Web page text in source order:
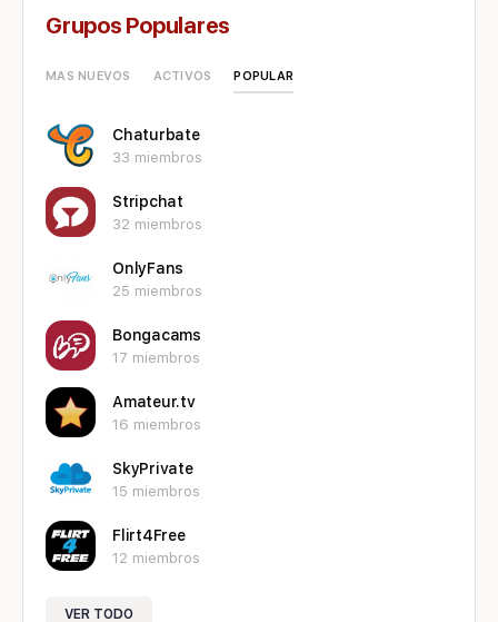
Grupos Populares
MAS NUEVOS ACTIVOS POPULAR
Chaturbate
33 miembros
Stripchat
32 miembros
OnlyFans
25 miembros
Bongacams
17 miembros
Amateur.tv
16 miembros
SkyPrivate
15 miembros
Flirt4Free
12 miembros
VER TODO